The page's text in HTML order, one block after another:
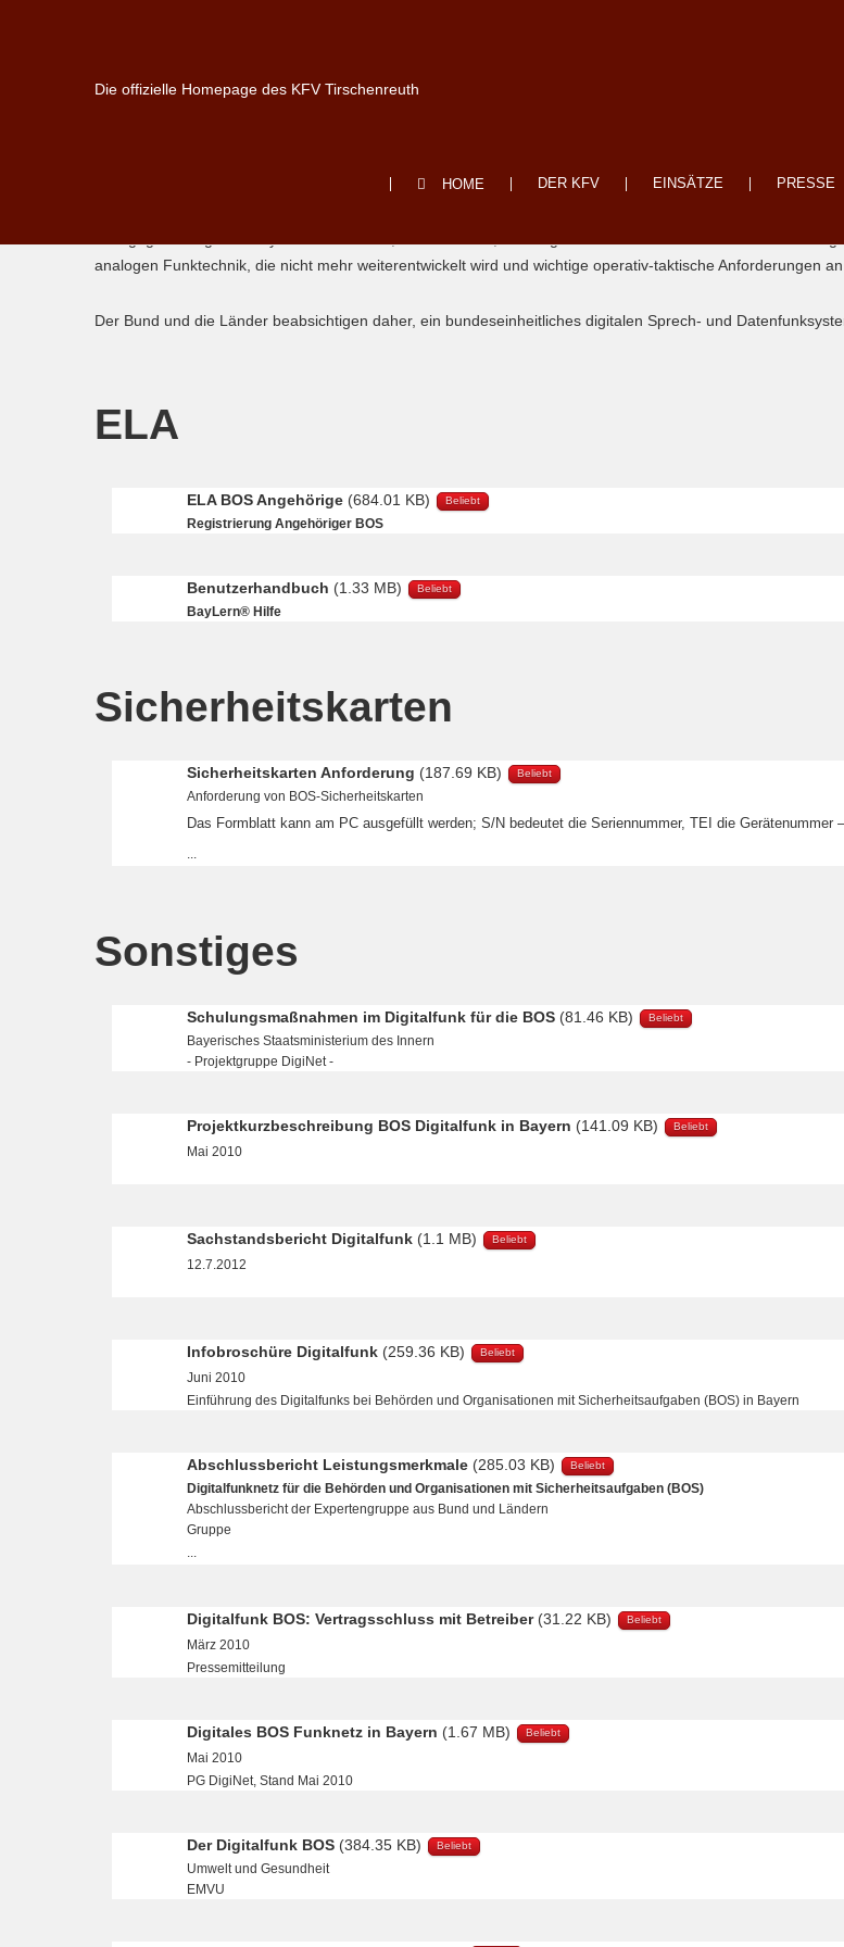
Die offizielle Homepage des KFV Tirschenreuth
HOME DER KFV EINSÄTZE PRESSE
analogen Funktechnik, die nicht mehr weiterentwickelt wird und wichtige operativ-taktische Anforderungen
Der Bund und die Länder beabsichtigen daher, ein bundeseinheitliches digitalen Sprech- und
ELA
ELA BOS Angehörige (684.01 KB) Beliebt
Registrierung Angehöriger BOS
Benutzerhandbuch (1.33 MB) Beliebt
BayLern® Hilfe
Sicherheitskarten
Sicherheitskarten Anforderung (187.69 KB) Beliebt
Anforderung von BOS-Sicherheitskarten
Das Formblatt kann am PC ausgefüllt werden; S/N bedeutet die Seriennummer, TEI die Gerätenummer –
Sonstiges
Schulungsmaßnahmen im Digitalfunk für die BOS (81.46 KB) Beliebt
Bayerisches Staatsministerium des Innern
- Projektgruppe DigiNet -
Projektkurzbeschreibung BOS Digitalfunk in Bayern (141.09 KB) Beliebt
Mai 2010
Sachstandsbericht Digitalfunk (1.1 MB) Beliebt
12.7.2012
Infobroschüre Digitalfunk (259.36 KB) Beliebt
Juni 2010
Einführung des Digitalfunks bei Behörden und Organisationen mit Sicherheitsaufgaben (BOS) in Bayern
Abschlussbericht Leistungsmerkmale (285.03 KB) Beliebt
Digitalfunknetz für die Behörden und Organisationen mit Sicherheitsaufgaben (BOS)
Abschlussbericht der Expertengruppe aus Bund und Ländern
Gruppe
Digitalfunk BOS: Vertragsschluss mit Betreiber (31.22 KB) Beliebt
März 2010
Pressemitteilung
Digitales BOS Funknetz in Bayern (1.67 MB) Beliebt
Mai 2010
PG DigiNet, Stand Mai 2010
Der Digitalfunk BOS (384.35 KB) Beliebt
Umwelt und Gesundheit
EMVU